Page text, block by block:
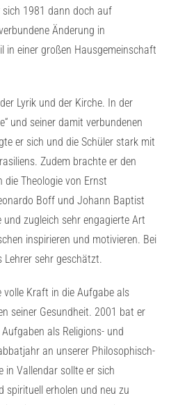
1981 dann doch auf
Änderung in
in einer großen Hausgemeinschaft
Lyrik und der Kirche. In der
und seiner damit verbundenen
er sich und die Schüler stark mit
Zudem brachte er den
die Theologie von Ernst
Boff und Johann Baptist
zugleich sehr engagierte Art
inspirieren und motivieren. Bei
Lehrer sehr geschätzt.
volle Kraft in die Aufgabe als
seiner Gesundheit. 2001 bat er
als Religions- und
an unserer Philosophisch-
in Vallendar sollte er sich
spirituell erholen und neu zu